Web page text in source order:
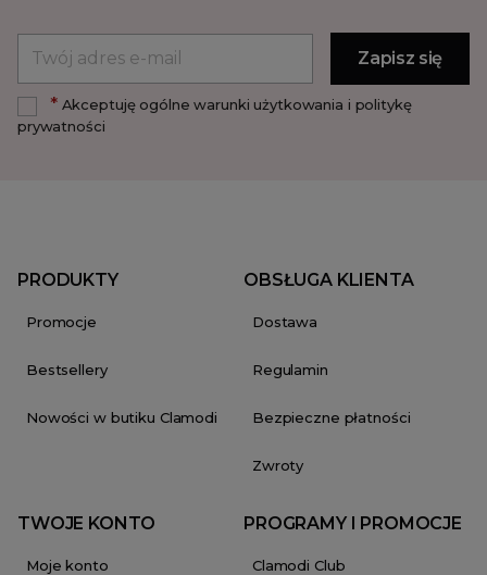
*Akceptuję ogólne warunki użytkowania i politykę
prywatności
PRODUKTY
Promocje
Bestsellery
Nowości w butiku Clamodi
OBSŁUGA KLIENTA
Dostawa
Regulamin
Bezpieczne płatności
Zwroty
TWOJE KONTO
Moje konto
PROGRAMY I PROMOCJE
Clamodi Club